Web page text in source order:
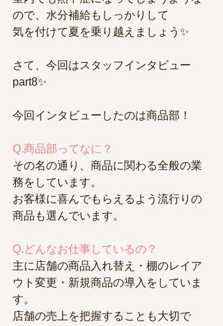
ので、水分補給もしっかりして
気を付けて夏を乗り越えましょう✨
さて、今回はスタッフインタビュー
part8✨
今回インタビューしたのは商品部！
Q.商品部ってなに？
その名の通り、商品に関わる全般の業
務をしています。
お客様に喜んでもらえるよう流行りの
商品も選んでいます。
Q.どんなお仕事しているの？
主に店舗の商品入れ替え・棚のレイア
ウト変更・新規商品の導入をしていま
す。
店舗の売上を把握することも大切で